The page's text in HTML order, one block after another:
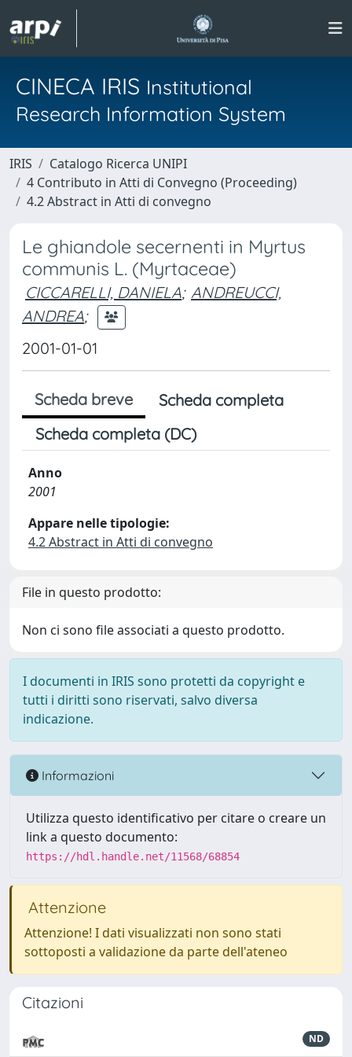
CINECA IRIS Institutional
Research Information System
IRIS
Catalogo Ricerca UNIPI
4 Contributo in Atti di Convegno (Proceeding)
4.2 Abstract in Atti di convegno
Le ghiandole secernenti in Myrtus
communis L. (Myrtaceae)
CICCARELLI, DANIELA; ANDREUCCI,
ANDREA;
2001-01-01
Scheda breve
Scheda completa
Scheda completa (DC)
Anno
2001
Appare nelle tipologie:
4.2 Abstract in Atti di convegno
File in questo prodotto:
Non ci sono file associati a questo prodotto.
I documenti in IRIS sono protetti da copyright e
tutti i diritti sono riservati, salvo diversa
indicazione.
Informazioni
Utilizza questo identificativo per citare o creare un
link a questo documento:
https://hdl.handle.net/11568/68854
Attenzione
Attenzione! I dati visualizzati non sono stati
sottoposti a validazione da parte dell'ateneo
Citazioni
ND